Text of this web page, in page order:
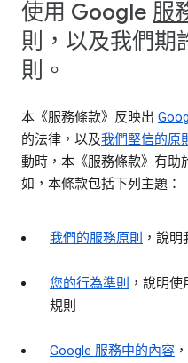
使用 Google 服
則，以及我們期
則。
本《服務條款》反映出
的法律，以及我們堅信的原
動時，本《服務條款》有助
如，本條款包括下列主題：
我們的服務原則 ，說
您的行為準則
，說明
規則
Google 服務中的內容